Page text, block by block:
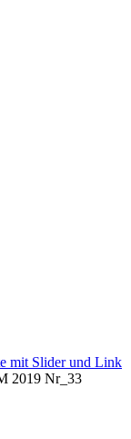
mit Slider und Link
2019 Nr_33